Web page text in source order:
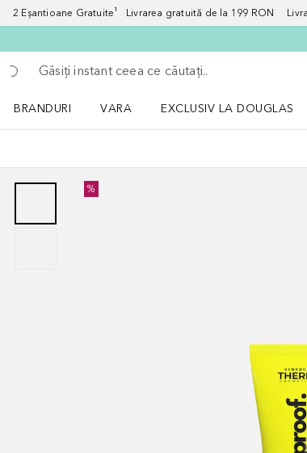
2 Eșantioane Gratuite¹ Livrarea gratuită de la 199 RON
Înapoi
Executați căutarea
BRANDURI
VARA
EXCLUSIV LA DOUGLAS
%